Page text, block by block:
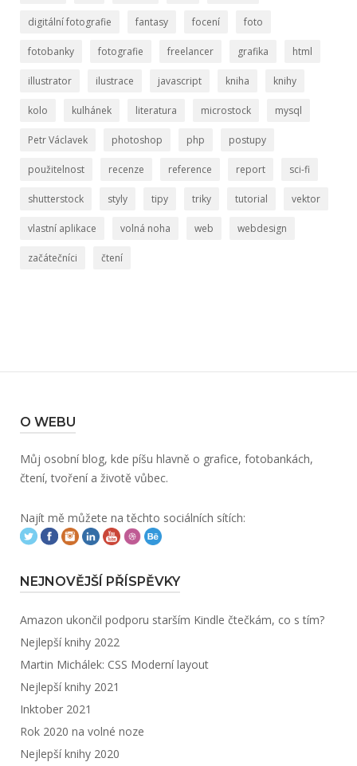
digitální fotografie fantasy focení foto
fotobanky fotografie freelancer grafika html
illustrator ilustrace javascript kniha knihy
kolo kulhánek literatura microstock mysql
Petr Václavek photoshop php postupy
použitelnost recenze reference report sci-fi
shutterstock styly tipy triky tutorial vektor
vlastní aplikace volná noha web webdesign
začátečníci čtení
O WEBU
Můj osobní blog, kde píšu hlavně o grafice, fotobankách,
čtení, tvoření a životě vůbec.
Najít mě můžete na těchto sociálních sítích:
NEJNOVĚJŠÍ PŘÍSPĚVKY
Amazon ukončil podporu starším Kindle čtečkám, co s tím?
Nejlepší knihy 2022
Martin Michálek: CSS Moderní layout
Nejlepší knihy 2021
Inktober 2021
Rok 2020 na volné noze
Nejlepší knihy 2020